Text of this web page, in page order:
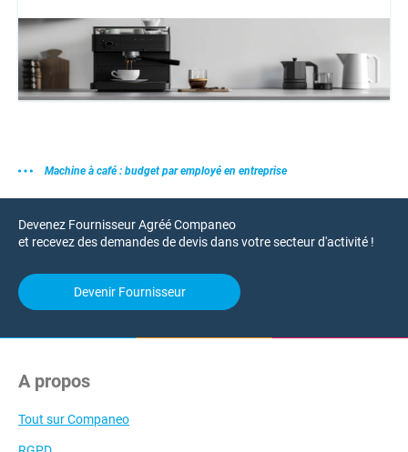
Machine à café : budget par employé en entreprise
Devenez Fournisseur Agréé Companeo
et recevez des demandes de devis dans votre secteur d'activité !
Devenir Fournisseur
A propos
Tout sur Companeo